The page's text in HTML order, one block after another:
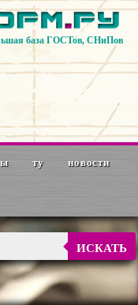
база ГОСТов, СНиПов
ту новости
ИСКАТЬ